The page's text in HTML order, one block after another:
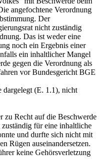
angefochtene Verordnung
Der
nicht zuständig
Das ist weder eine
noch ein Ergebnis einer
ein inhaltlicher Mangel
gegen die Verordnung als
vor Bundesgericht BGE
(E. 1.1), nicht
zu Recht auf die Beschwerde
für eine inhaltliche
und durfte sich nicht mit
Rügen auseinandersetzen.
keine Gehörsverletzung